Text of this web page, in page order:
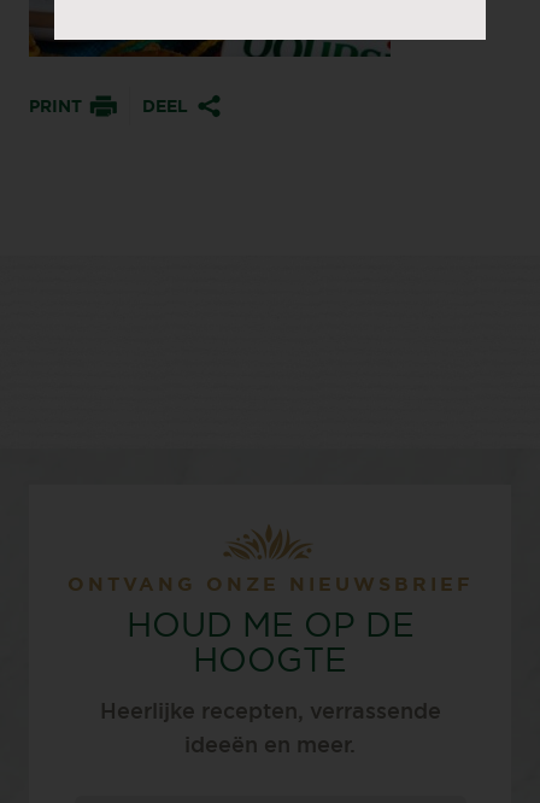
PRINT DEEL
ONTVANG ONZE NIEUWSBRIEF
HOUD ME OP DE
HOOGTE
Heerlijke recepten, verrassende
ideeën en meer.